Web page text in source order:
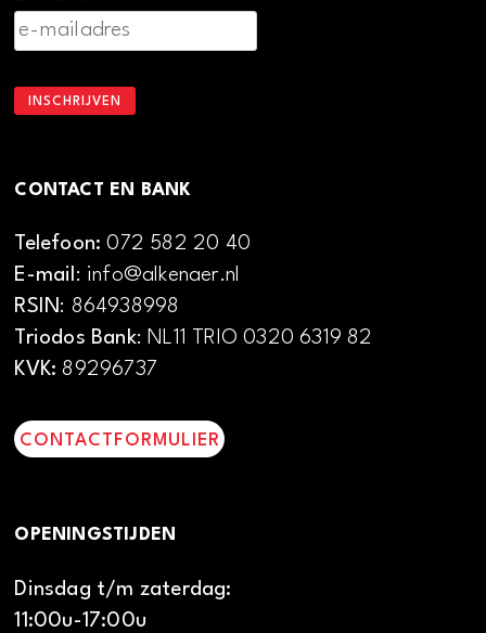
CONTACT EN BANK
Telefoon:072 582 20 40
E-mail: info@alkenaer.nl
RSIN: 864938998
Triodos Bank: NL11 TRIO 0320 6319 82
KVK: 89296737
CONTACTFORMULIER
OPENINGSTIJDEN
Dinsdag t/m zaterdag:
11:00u-17:00u